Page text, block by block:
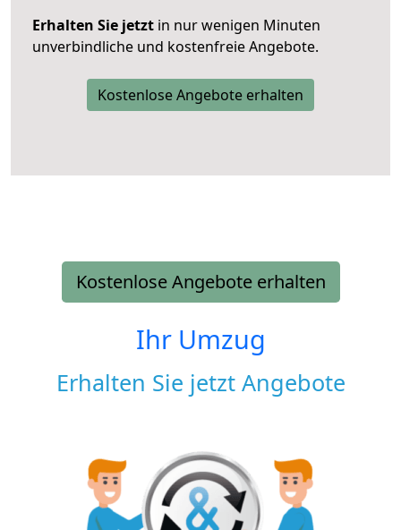
Erhalten Sie jetzt in nur wenigen Minuten
unverbindliche und kostenfreie Angebote.
Kostenlose Angebote erhalten
Kostenlose Angebote erhalten
Ihr Umzug
Erhalten Sie jetzt Angebote